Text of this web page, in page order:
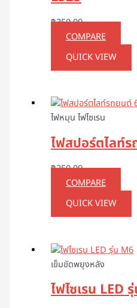
฿350.00
COMPARE
QUICK VIEW
ไฟหมุน ไฟไซเรน
ไฟสปอร์ตไลท์
฿250.00
COMPARE
QUICK VIEW
เข็มขัดพยุงหลัง
ไฟไซเรน LED